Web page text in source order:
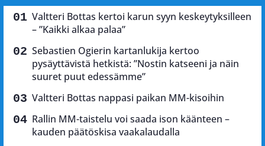
Valtteri Bottas kertoi karun syyn keskeytyksilleen
– ”Kaikki alkaa palaa”
Sebastien Ogierin kartanlukija kertoo
pysäyttävistä hetkistä: ”Nostin katseeni ja näin
suuret puut edessämme”
Valtteri Bottas nappasi paikan MM-kisoihin
Rallin MM-taistelu voi saada ison käänteen –
kauden päätöskisa vaakalaudalla